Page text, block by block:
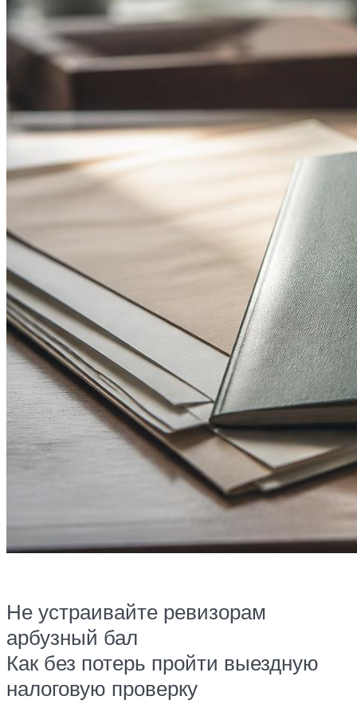
Не устраивайте ревизорам
арбузный бал
Как без потерь пройти выездную
налоговую проверку